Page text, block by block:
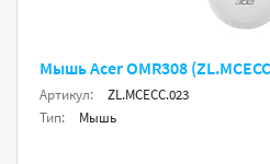
Мышь Acer OMR308
Артикул:
ZL.MCECC.023
Тип:
Мышь